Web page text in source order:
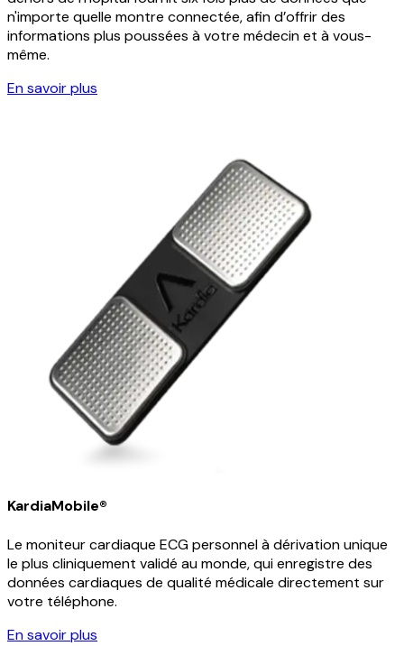
n'importe quelle montre connectée, afin d’offrir des
informations plus poussées à votre médecin et à vous-
même.
En savoir plus
KardiaMobile®
Le moniteur cardiaque ECG personnel à dérivation unique
le plus cliniquement validé au monde, qui enregistre des
données cardiaques de qualité médicale directement sur
votre téléphone.
En savoir plus